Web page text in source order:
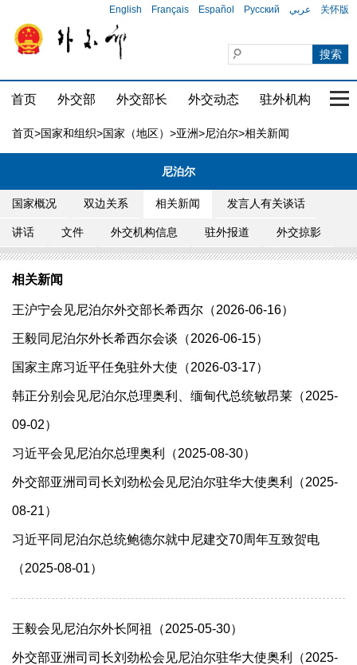
English Français Español Русский عربي 关怀版
首页 外交部 外交部长 外交动态 驻外机构 国
首页>国家和组织>国家（地区） >亚洲>尼泊尔>相关新闻
尼泊尔
国家概况 双边关系 相关新闻 发言人有关谈话
讲话 文件 外交机构信息 驻外报道 外交掠影
相关新闻
王沪宁会见尼泊尔外交部长希西尔（2026-06-16）
王毅同尼泊尔外长希西尔会谈（2026-06-15）
国家主席习近平任免驻外大使（2026-03-17）
韩正分别会见尼泊尔总理奥利、缅甸代总统敏昂莱（2025-
09-02）
习近平会见尼泊尔总理奥利（2025-08-30）
外交部亚洲司司长刘劲松会见尼泊尔驻华大使奥利（2025-
08-21）
习近平同尼泊尔总统鲍德尔就中尼建交70周年互致贺电
（2025-08-01）
王毅会见尼泊尔外长阿祖（2025-05-30）
外交部亚洲司司长刘劲松会见尼泊尔驻华大使奥利（2025-